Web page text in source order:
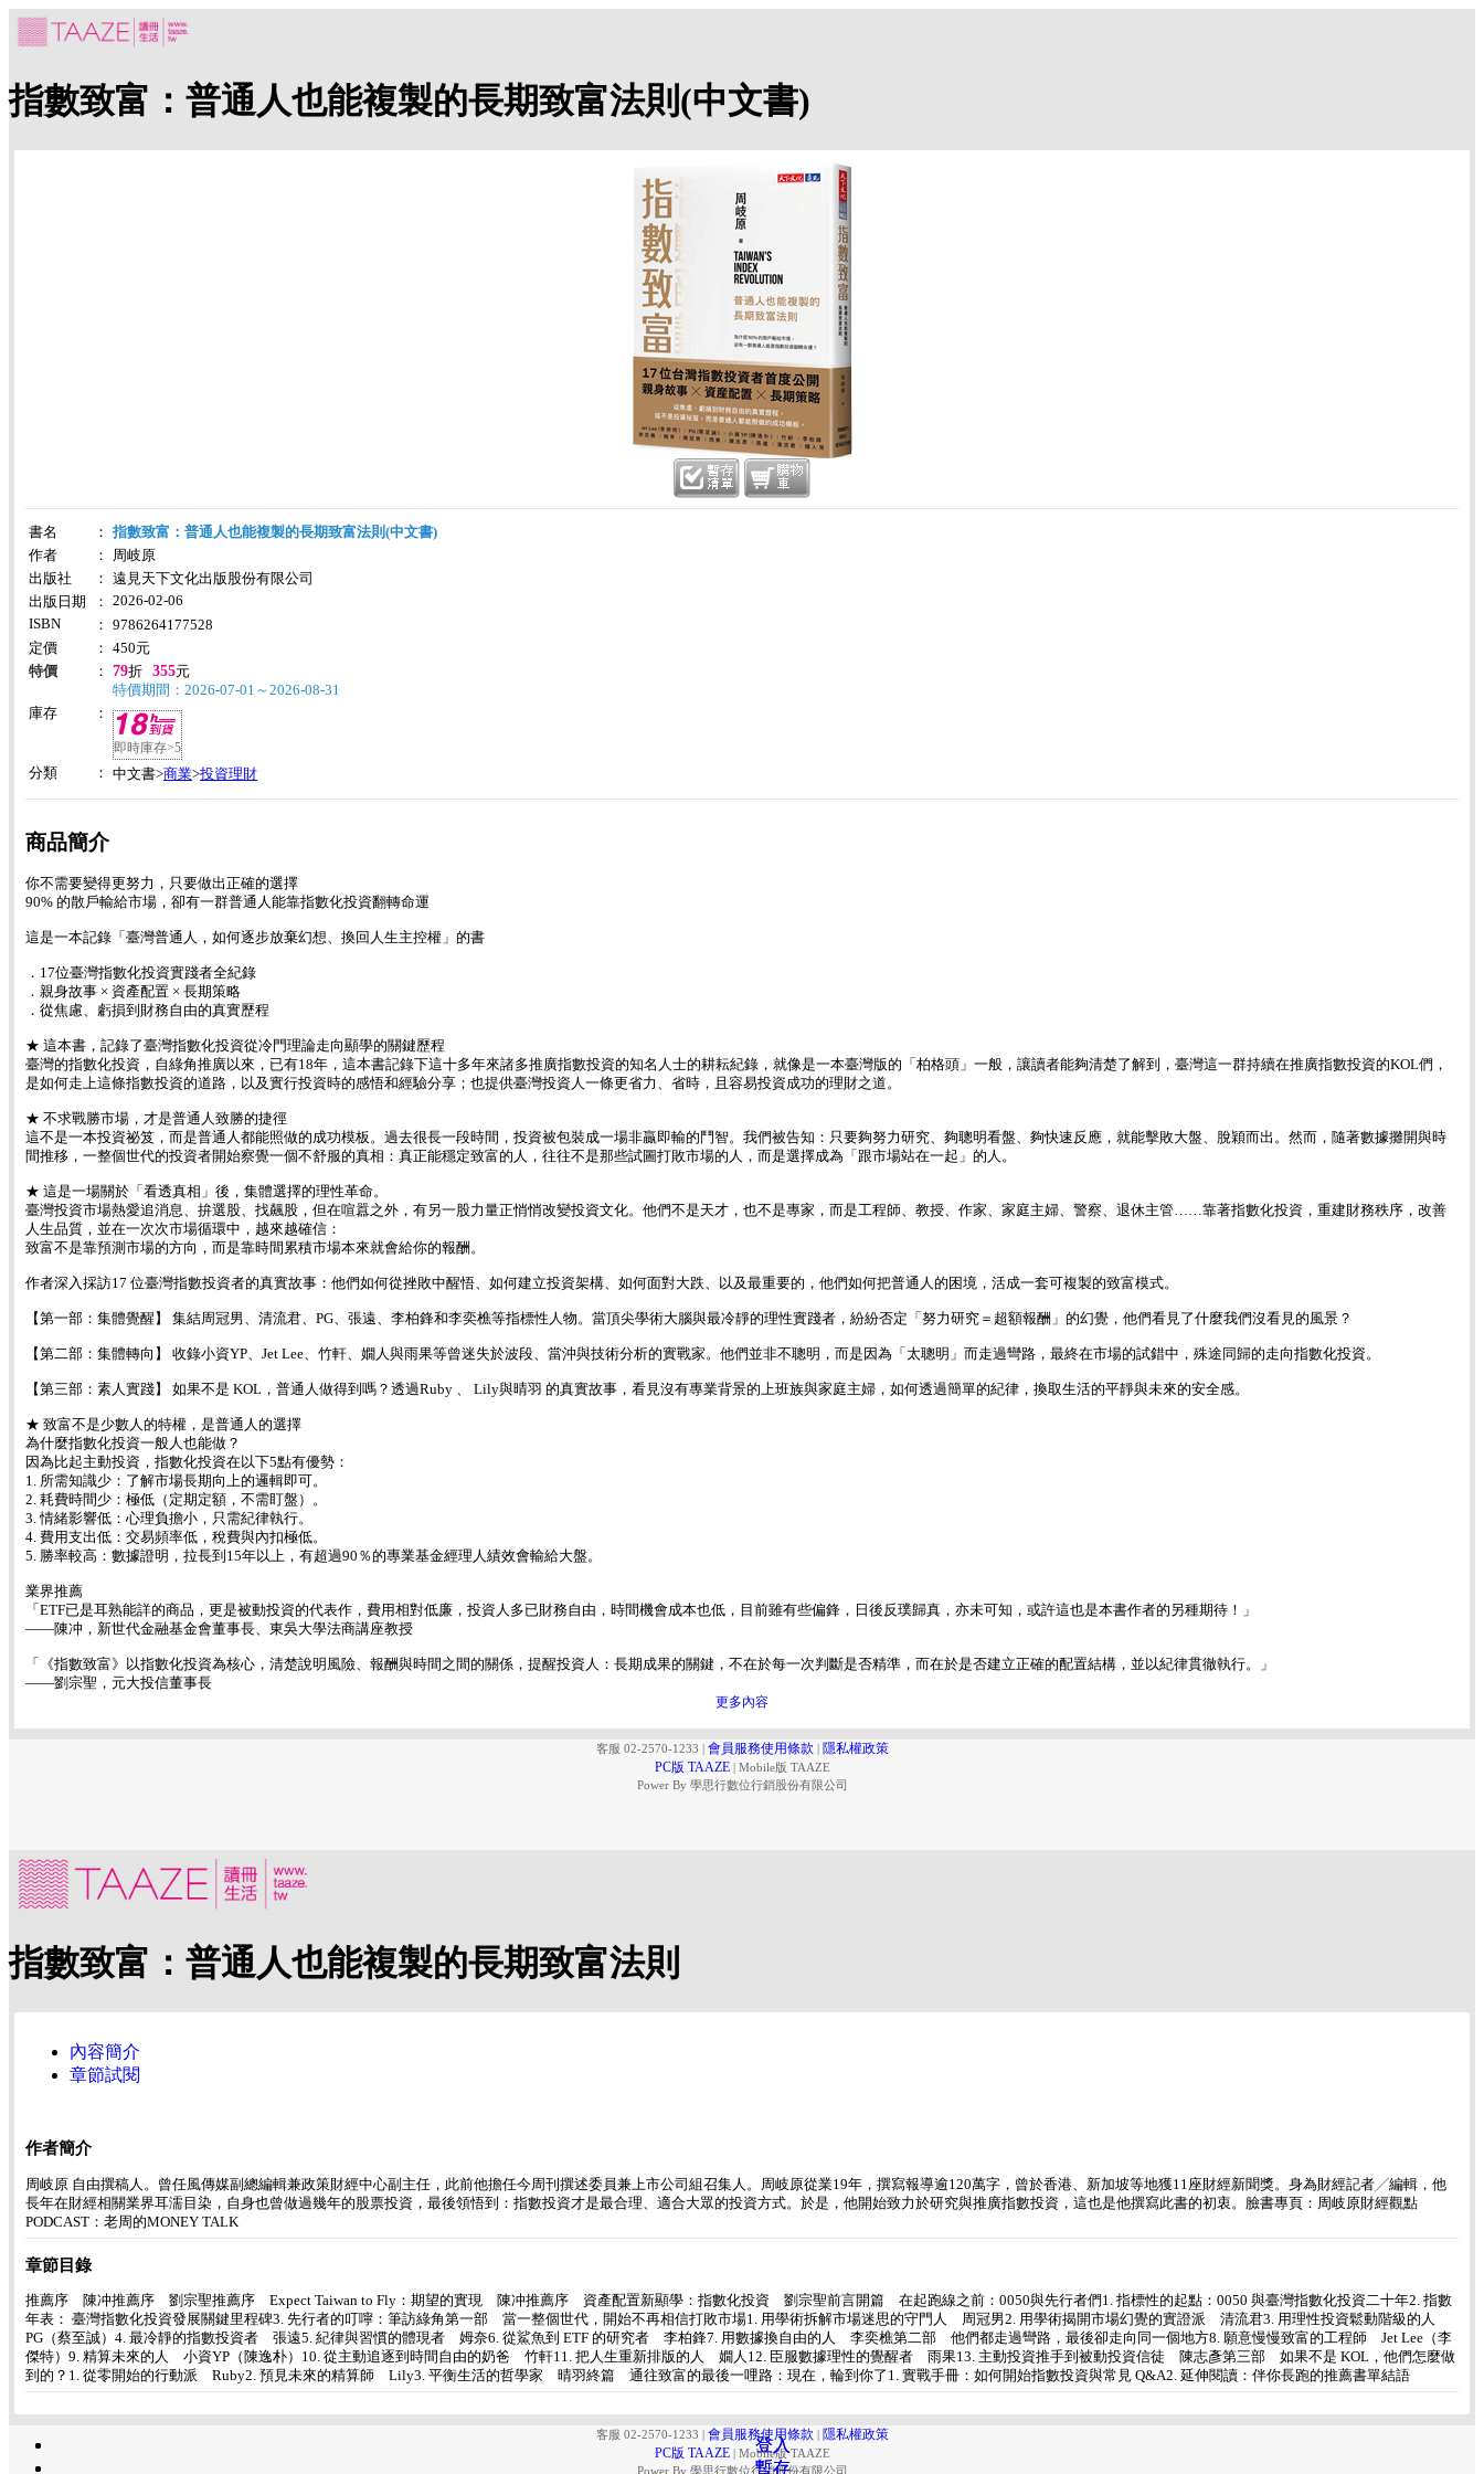
指數致富：普通人也能複製的長期致富法則(中文書)
書名 ：
指數致富：普通人也能複製的長期致富法則(中文書)
作者
：
周岐原
出版社
：
遠見天下文化出版股份有限公司
出版日期
：
2026-02-06
ISBN
：
9786264177528
定價
： 450元
特價
： 79折 355元
特價期間：2026-07-01～2026-08-31
庫存
：
即時庫存>5
分類
： 中文書>商業>投資理財
商品簡介
你不需要變得更努力，只要做出正確的選擇
90% 的散戶輸給市場，卻有一群普通人能靠指數化投資翻轉命運
這是一本記錄「臺灣普通人，如何逐步放棄幻想、換回人生主控權」的書
．17位臺灣指數化投資實踐者全紀錄
．親身故事 × 資產配置 × 長期策略
．從焦慮、虧損到財務自由的真實歷程
★ 這本書，記錄了臺灣指數化投資從冷門理論走向顯學的關鍵歷程
臺灣的指數化投資，自綠角推廣以來，已有18年，這本書記錄下這十多年來諸多推廣指數投資的知名人士的耕耘紀錄，就像是一本臺灣版的「柏格頭」一般，讓讀者能夠清楚了解到，臺灣這一群持續在推廣指數投資的KOL們，
是如何走上這條指數投資的道路，以及實行投資時的感悟和經驗分享；也提供臺灣投資人一條更省力、省時，且容易投資成功的理財之道。
★ 不求戰勝市場，才是普通人致勝的捷徑
這不是一本投資祕笈，而是普通人都能照做的成功模板。過去很長一段時間，投資被包裝成一場非贏即輸的鬥智。我們被告知：只要夠努力研究、夠聰明看盤、夠快速反應，就能擊敗大盤、脫穎而出。然而，隨著數據攤開與時
間推移，一整個世代的投資者開始察覺一個不舒服的真相：真正能穩定致富的人，往往不是那些試圖打敗市場的人，而是選擇成為「跟市場站在一起」的人。
★ 這是一場關於「看透真相」後，集體選擇的理性革命。
臺灣投資市場熱愛追消息、拚選股、找飆股，但在喧囂之外，有另一股力量正悄悄改變投資文化。他們不是天才，也不是專家，而是工程師、教授、作家、家庭主婦、警察、退休主管……靠著指數化投資，重建財務秩序，改善
人生品質，並在一次次市場循環中，越來越確信：
致富不是靠預測市場的方向，而是靠時間累積市場本來就會給你的報酬。
作者深入採訪17 位臺灣指數投資者的真實故事：他們如何從挫敗中醒悟、如何建立投資架構、如何面對大跌、以及最重要的，他們如何把普通人的困境，活成一套可複製的致富模式。
【第一部：集體覺醒】 集結周冠男、清流君、PG、張遠、李柏鋒和李奕樵等指標性人物。當頂尖學術大腦與最冷靜的理性實踐者，紛紛否定「努力研究＝超額報酬」的幻覺，他們看見了什麼我們沒看見的風景？
【第二部：集體轉向】 收錄小資YP、Jet Lee、竹軒、嫺人與雨果等曾迷失於波段、當沖與技術分析的實戰家。他們並非不聰明，而是因為「太聰明」而走過彎路，最終在市場的試錯中，殊途同歸的走向指數化投資。
【第三部：素人實踐】 如果不是 KOL，普通人做得到嗎？透過Ruby 、 Lily與晴羽 的真實故事，看見沒有專業背景的上班族與家庭主婦，如何透過簡單的紀律，換取生活的平靜與未來的安全感。
★ 致富不是少數人的特權，是普通人的選擇
為什麼指數化投資一般人也能做？
因為比起主動投資，指數化投資在以下5點有優勢：
1. 所需知識少：了解市場長期向上的邏輯即可。
2. 耗費時間少：極低（定期定額，不需盯盤）。
3. 情緒影響低：心理負擔小，只需紀律執行。
4. 費用支出低：交易頻率低，稅費與內扣極低。
5. 勝率較高：數據證明，拉長到15年以上，有超過90％的專業基金經理人績效會輸給大盤。
業界推薦
「ETF已是耳熟能詳的商品，更是被動投資的代表作，費用相對低廉，投資人多已財務自由，時間機會成本也低，目前雖有些偏鋒，日後反璞歸真，亦未可知，或許這也是本書作者的另種期待！」
——陳冲，新世代金融基金會董事長、東吳大學法商講座教授
「《指數致富》以指數化投資為核心，清楚說明風險、報酬與時間之間的關係，提醒投資人：長期成果的關鍵，不在於每一次判斷是否精準，而在於是否建立正確的配置結構，並以紀律貫徹執行。」
——劉宗聖，元大投信董事長
更多內容
登入
暫存
客服 02-2570-1233 | 會員服務使用條款 | 隱私權政策
PC版 TAAZE | Mobile版 TAAZE
Power By 學思行數位行銷股份有限公司
指數致富：普通人也能複製的長期致富法則
內容簡介
章節試閱
作者簡介
周岐原 自由撰稿人。曾任風傳媒副總編輯兼政策財經中心副主任，此前他擔任今周刊撰述委員兼上市公司組召集人。周岐原從業19年，撰寫報導逾120萬字，曾於香港、新加坡等地獲11座財經新聞獎。身為財經記者╱編輯，他
長年在財經相關業界耳濡目染，自身也曾做過幾年的股票投資，最後領悟到：指數投資才是最合理、適合大眾的投資方式。於是，他開始致力於研究與推廣指數投資，這也是他撰寫此書的初衷。臉書專頁：周岐原財經觀點
PODCAST：老周的MONEY TALK
章節目錄
推薦序 陳冲推薦序 劉宗聖推薦序 Expect Taiwan to Fly：期望的實現 陳冲推薦序 資產配置新顯學：指數化投資 劉宗聖前言開篇 在起跑線之前：0050與先行者們1. 指標性的起點：0050 與臺灣指數化投資二十年2. 指數
年表： 臺灣指數化投資發展關鍵里程碑3. 先行者的叮嚀：筆訪綠角第一部 當一整個世代，開始不再相信打敗市場1. 用學術拆解市場迷思的守門人 周冠男2. 用學術揭開市場幻覺的實證派 清流君3. 用理性投資鬆動階級的人
PG（蔡至誠）4. 最冷靜的指數投資者 張遠5. 紀律與習慣的體現者 姆奈6. 從鯊魚到 ETF 的研究者 李柏鋒7. 用數據換自由的人 李奕樵第二部 他們都走過彎路，最後卻走向同一個地方8. 願意慢慢致富的工程師 Jet Lee（李
傑特）9. 精算未來的人 小資YP（陳逸朴）10. 從主動追逐到時間自由的奶爸 竹軒11. 把人生重新排版的人 嫺人12. 臣服數據理性的覺醒者 雨果13. 主動投資推手到被動投資信徒 陳志彥第三部 如果不是 KOL，他們怎麼做
到的？1. 從零開始的行動派 Ruby2. 預見未來的精算師 Lily3. 平衡生活的哲學家 晴羽終篇 通往致富的最後一哩路：現在，輪到你了1. 實戰手冊：如何開始指數投資與常見 Q&A2. 延伸閱讀：伴你長跑的推薦書單結語
登入
暫存
客服 02-2570-1233 會員服務使用條款
隱私權政策
PC版 TAAZE
Mobile版 TAAZE
Power By 學思行數位行銷股份有限公司